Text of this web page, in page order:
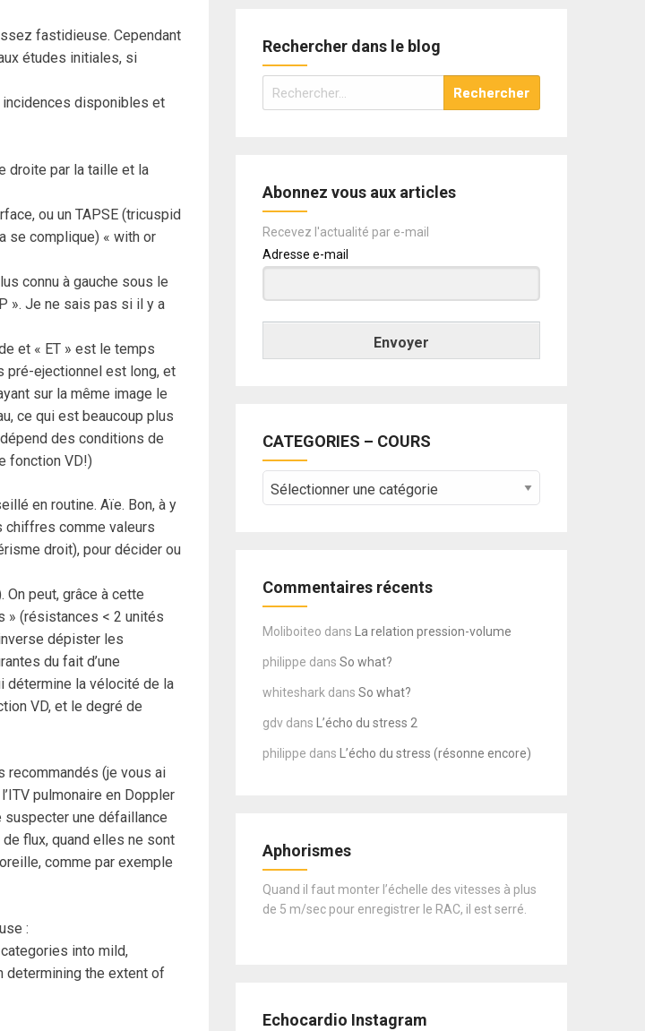
fastidieuse. Cependant
études initiales, si
disponibles et
droite par la taille et la
ou un TAPSE (tricuspid
se complique) « with or
connu à gauche sous le
». Je ne sais pas si il y a
et « ET » est le temps
pré-ejectionnel est long, et
sur la même image le
ce qui est beaucoup plus
des conditions de
fonction VD!)
en routine. Aïe. Bon, à y
chiffres comme valeurs
droit), pour décider ou
On peut, grâce à cette
» (résistances < 2 unités
dépister les
du fait d’une
détermine la vélocité de la
VD, et le degré de
recommandés (je vous ai
pulmonaire en Doppler
une défaillance
flux, quand elles ne sont
comme par exemple
:
into mild,
determining the extent of
Rechercher dans le blog
Rechercher :
Abonnez vous aux articles
Recevez l'actualité par e-mail
Adresse e-mail
Envoyer
CATEGORIES – COURS
–
Commentaires récents
Moliboiteo dans La relation pression-volume
philippe dansSo what?
whiteshark dansSo what?
gdv dans L’écho du stress 2
philippe dans L’écho du stress (résonne encore)
Aphorismes
Quand il faut monter l’échelle des vitesses à plus
de 5 m/sec pour enregistrer le RAC, il est serré.
Echocardio Instagram